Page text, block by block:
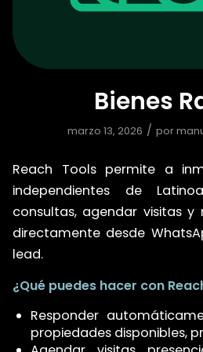
Bienes
marzo 13, 2026 / por
Reach Tools permite a
independientes de
consultas, agendar visitas y
directamente desde
lead.
¿Qué puedes hacer con
Responder
propiedades disponibles,